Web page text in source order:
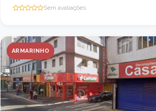
Sem avaliações
ARMARINHO